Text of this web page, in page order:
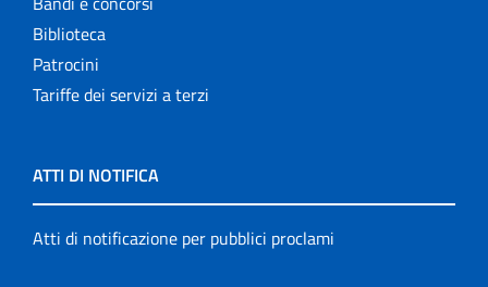
Biblioteca
Patrocini
Tariffe dei servizi a terzi
ATTI DI NOTIFICA
Atti di notificazione per pubblici proclami